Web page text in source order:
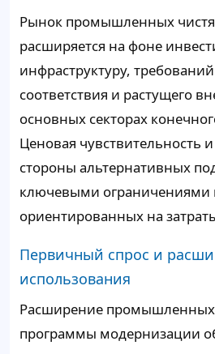
Рынок промышленных
расширяется на фоне
инфраструктуру,
соответствия и растущего
основных секторах
Ценовая чувствительность
стороны альтернативных
ключевыми ограничениями
ориентированных на
Первичный спрос и
использования
Расширение
программы модернизации